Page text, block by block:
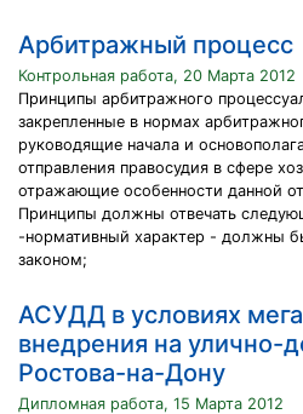
Арбитражный процесс
Контрольная работа, 20 Марта 2012
Принципы арбитражного
закрепленные в нормах
руководящие начала и
отправления правосудия в сфере
отражающие особенности данной
Принципы должны отвечать
-нормативный характер - должны
законом;
АСУДД в условиях
внедрения на улично-
Ростова-на-Дону
Дипломная работа, 15 Марта 2012